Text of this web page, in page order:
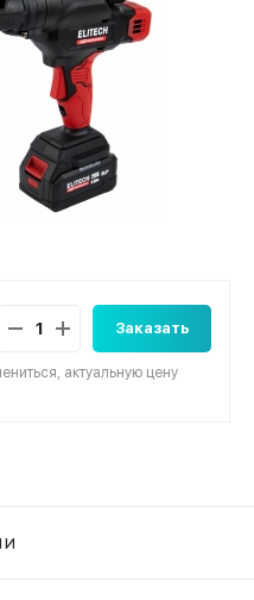
Заказать
актуальную цену